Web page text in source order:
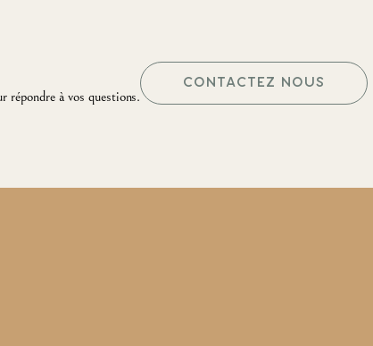
répondre à vos questions.
CONTACTEZ NOUS